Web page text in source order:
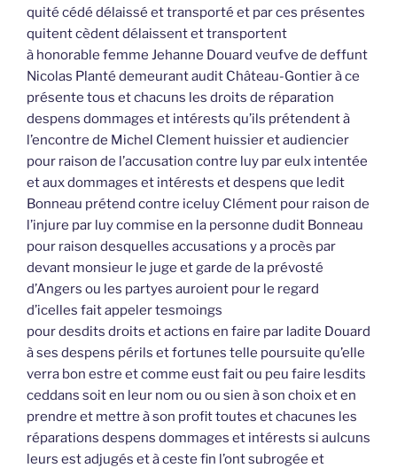
quité cédé délaissé et transporté et par ces présentes
quitent cèdent délaissent et transportent
à honorable femme Jehanne Douard veufve de deffunt
Nicolas Planté demeurant audit Château-Gontier à ce
présente tous et chacuns les droits de réparation
despens dommages et intérests qu’ils prétendent à
l’encontre de Michel Clement huissier et audiencier
pour raison de l’accusation contre luy par eulx intentée
et aux dommages et intérests et despens que ledit
Bonneau prétend contre iceluy Clément pour raison de
l’injure par luy commise en la personne dudit Bonneau
pour raison desquelles accusations y a procès par
devant monsieur le juge et garde de la prévosté
d’Angers ou les partyes auroient pour le regard
d’icelles fait appeler tesmoings
pour desdits droits et actions en faire par ladite Douard
à ses despens périls et fortunes telle poursuite qu’elle
verra bon estre et comme eust fait ou peu faire lesdits
ceddans soit en leur nom ou ou sien à son choix et en
prendre et mettre à son profit toutes et chacunes les
réparations despens dommages et intérests si aulcuns
leurs est adjugés et à ceste fin l’ont subrogée et